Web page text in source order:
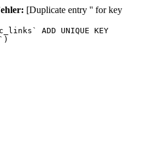
[Duplicate entry '' for key
ADD UNIQUE KEY